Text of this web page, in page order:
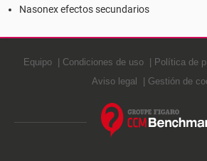
Nasonex efectos secundarios
Equipo Condiciones de uso Política de
Aviso legal
Gestión de